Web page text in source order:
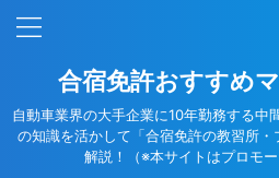
合宿免許おすすめマ
自動車業界の大手企業に10年勤務する中
の知識を活かして「合宿免許の教習所
解説！（※本サイトはプロモー